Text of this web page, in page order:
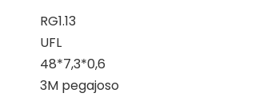
RG1.13
UFL
48*7,3*0,6
3M pegajoso